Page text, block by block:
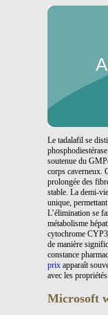
Le tadalafil se
soutenue du
corps caverneux.
prolongée des
stable. La demi-
unique,
L’élimination se
métabolisme
cytochrome
de manière
constance
prix apparaît
avec les
Microsoft